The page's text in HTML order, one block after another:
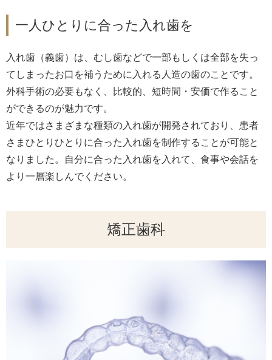
一人ひとりに合った入れ歯を
入れ歯（義歯）は、むし歯などで一部もしくは全部を失っ
てしまったお口を補うために入れる人造の歯のことです。
外科手術の必要もなく、比較的、短時間・安価で作ること
ができるのが魅力です。
近年ではさまざまな種類の入れ歯が開発されており、患者
さまひとりひとりに合った入れ歯を制作することが可能と
なりました。自分に合った入れ歯を入れて、食事や会話を
より一層楽しんでください。
矯正歯科